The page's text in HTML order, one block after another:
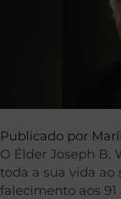
Publicado por
O Élder Joseph B.
toda a sua vida ao
falecimento aos 91